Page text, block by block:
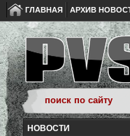
ГЛАВНАЯ АРХИВ
НОВОСТИ